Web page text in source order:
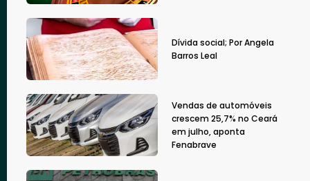
Dívida social; Por Angela
Barros Leal
Vendas de automóveis
crescem 25,7% no Ceará
em julho, aponta
Fenabrave